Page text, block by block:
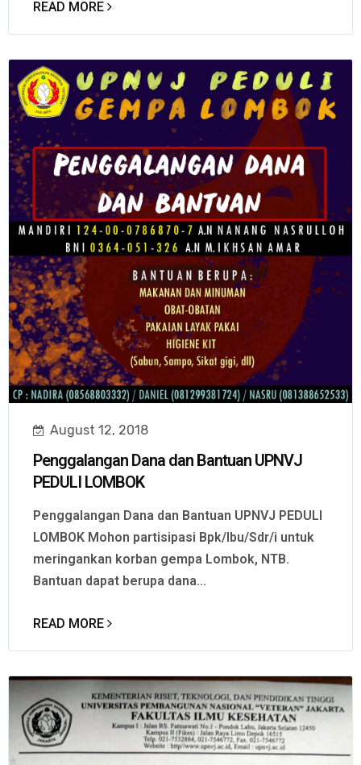
READ MORE
August 12, 2018
Penggalangan Dana dan Bantuan UPNVJ
PEDULI LOMBOK
Penggalangan Dana dan Bantuan UPNVJ PEDULI
LOMBOK Mohon partisipasi Bpk/Ibu/Sdr/i untuk
meringankan korban gempa Lombok, NTB.
Bantuan dapat berupa dana...
READ MORE